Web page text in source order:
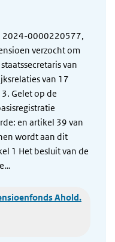
2024-0000220577,
verzocht om
van
van 17
Gelet op de
en artikel 39 van
wordt aan dit
1 Het besluit van de
Ahold.